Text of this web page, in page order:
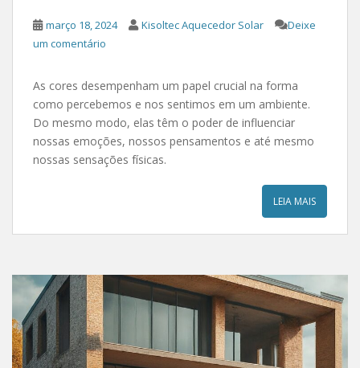
março 18, 2024 Kisoltec Aquecedor Solar
Deixe
um comentário
As cores desempenham um papel crucial na forma
como percebemos e nos sentimos em um ambiente.
Do mesmo modo, elas têm o poder de influenciar
nossas emoções, nossos pensamentos e até mesmo
nossas sensações físicas.
LEIA MAIS